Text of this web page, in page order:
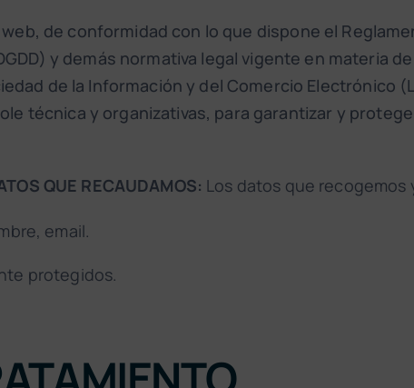
de conformidad con lo que dispone el
y demás normativa legal vigente en materia
de la Información y del Comercio Electrónico
técnica y organizativas, para garantizar y
QUE RECAUDAMOS: Los datos que
email.
protegidos.